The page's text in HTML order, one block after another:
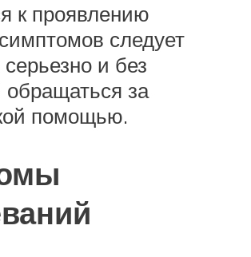
к проявлению
следует
и без
обращаться за
помощью.